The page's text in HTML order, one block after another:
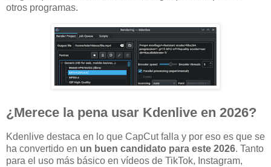
otros programas.
¿Merece la pena usar Kdenlive en 2026?
Kdenlive destaca en lo que CapCut falla y por eso es que se
ha convertido en un buen candidato para este 2026. Tanto
para el uso más básico en vídeos de TikTok, Instagram,